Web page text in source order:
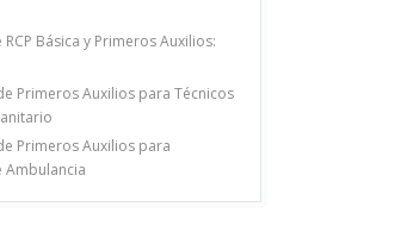
Básica y Primeros Auxilios:
Primeros Auxilios para Técnicos
Primeros Auxilios para
Ambulancia